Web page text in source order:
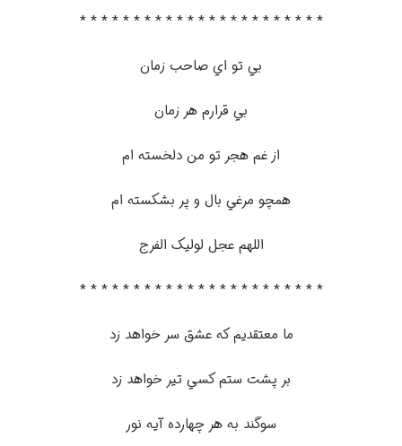
* * * * * * * * * * * * * * * * * * * * * * *
بي تو اي صاحب زمان
بي قرارم هر زمان
از غم هجر تو من دلخسته ام
همچو مرغي بال و پر بشکسته ام
اللهم عجل لوليک الفرج
* * * * * * * * * * * * * * * * * * * * * * *
ما معتقديم که عشق سر خواهد زد
بر پشت ستم کسي تير خواهد زد
سوگند به هر چهارده آيه نور